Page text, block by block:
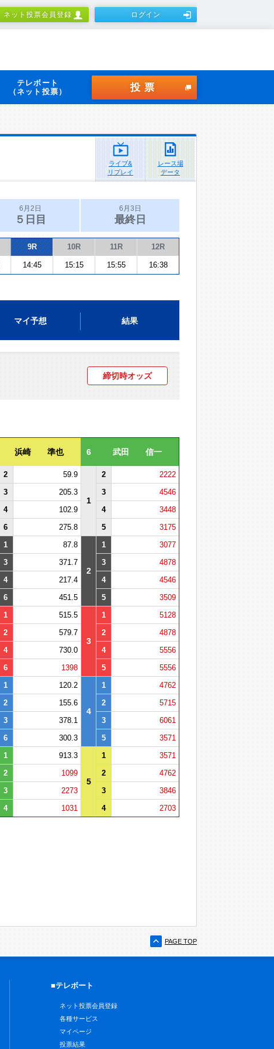
ネット投票会員登録 ログイン
テレボート
（ネット投票）
投票
ライブ&
リプレイ
レース場
データ
6月2日
５日目
6月3日
最終日
9R 10R 11R 12R
14:45 15:15 15:55 16:38
マイ予想 結果
締切時オッズ
浜崎 準也 6 武田 信一
2 59.9
1
2
2222
3 205.3 3
4546
4 102.9 4
3448
6 275.8 5 3175
1 87.8
2
1
3077
3 371.7 3
4878
4 217.4 4
4546
6 451.5 5 3509
1 515.5
3
1
5128
2 579.7 2
4878
4 730.0 4
5556
6 1398 5 5556
1 120.2
4
1
4762
2 155.6 2
5715
3 378.1 3
6061
6 300.3 5 3571
1 913.3
5
1
3571
2 1099 2
4762
3 2273 3
3846
4 1031 4 2703
PAGE TOP
■テレボート
ネット投票会員登録
各種サービス
マイページ
投票結果